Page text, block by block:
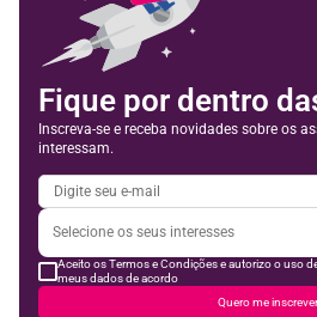
Fique por dentro
Inscreva-se e receba novidades sobre os
interessam.
Aceito os Termos e Condições e autorizo o uso
meus dados de acordo
Quero me inscrever